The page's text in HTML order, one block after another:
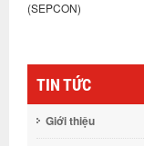
(SEPCON)
TIN TỨC
Giới thiệu